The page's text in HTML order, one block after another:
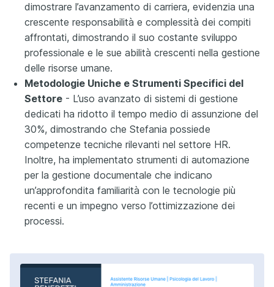
dimostrare l’avanzamento di carriera, evidenzia una
crescente responsabilità e complessità dei compiti
affrontati, dimostrando il suo costante sviluppo
professionale e le sue abilità crescenti nella gestione
delle risorse umane.
Metodologie Uniche e Strumenti Specifici del
Settore - L’uso avanzato di sistemi di gestione
dedicati ha ridotto il tempo medio di assunzione del
30%, dimostrando che Stefania possiede
competenze tecniche rilevanti nel settore HR.
Inoltre, ha implementato strumenti di automazione
per la gestione documentale che indicano
un’approfondita familiarità con le tecnologie più
recenti e un impegno verso l’ottimizzazione dei
processi.